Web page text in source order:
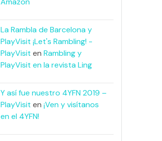
La Rambla de Barcelona y
PlayVisit ¡Let's Rambling! -
PlayVisit enRambling y
PlayVisit en la revista Ling
Y así fue nuestro 4YFN 2019 –
PlayVisit en¡Ven y visítanos
en el 4YFN!